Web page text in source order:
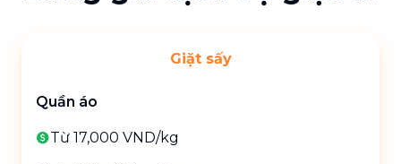
Giặt sấy
Quần áo
Từ 17,000 VND/kg